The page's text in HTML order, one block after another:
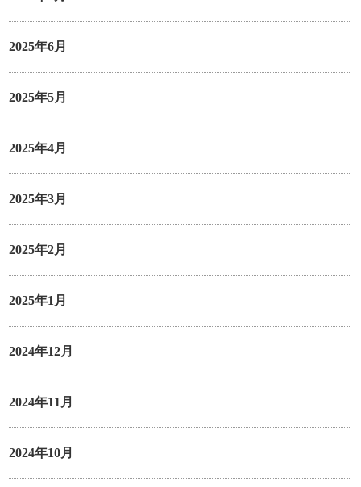
2025年6月
2025年5月
2025年4月
2025年3月
2025年2月
2025年1月
2024年12月
2024年11月
2024年10月